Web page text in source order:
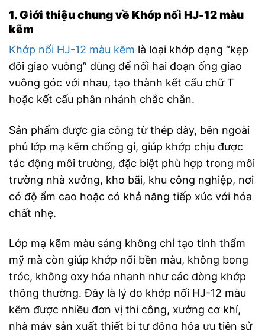
1. Giới thiệu chung về Khớp nối HJ-12 màu
kẽm
Khớp nối HJ-12 màu kẽm là loại khớp dạng “kẹp
đôi giao vuông” dùng để nối hai đoạn ống giao
vuông góc với nhau, tạo thành kết cấu chữ T
hoặc kết cấu phân nhánh chắc chắn.
Sản phẩm được gia công từ thép dày, bên ngoài
phủ lớp mạ kẽm chống gỉ, giúp khớp chịu được
tác động môi trường, đặc biệt phù hợp trong môi
trường nhà xưởng, kho bãi, khu công nghiệp, nơi
có độ ẩm cao hoặc có khả năng tiếp xúc với hóa
chất nhẹ.
Lớp mạ kẽm màu sáng không chỉ tạo tính thẩm
mỹ mà còn giúp khớp nối bền màu, không bong
tróc, không oxy hóa nhanh như các dòng khớp
thông thường. Đây là lý do khớp nối HJ-12 màu
kẽm được nhiều đơn vị thi công, xưởng cơ khí,
nhà máy sản xuất thiết bị tự động hóa ưu tiên sử